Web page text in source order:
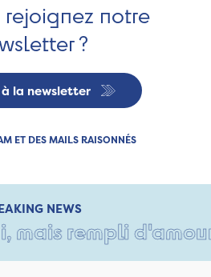
rejoignez notre
?
la newsletter
ET DES MAILS RAISONNÉS
NEWS
rempli d'amour •